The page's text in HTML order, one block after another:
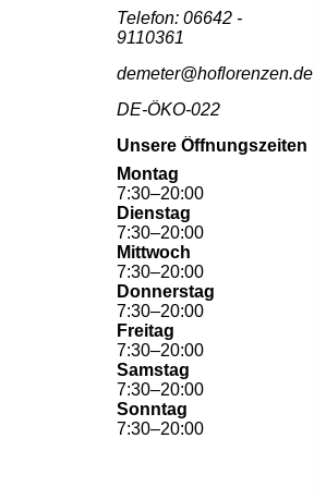
Telefon: 06642 -
9110361
demeter@hoflorenzen.de
DE-ÖKO-022
Unsere Öffnungszeiten
Montag
7:30–20:00
Dienstag
7:30–20:00
Mittwoch
7:30–20:00
Donnerstag
7:30–20:00
Freitag
7:30–20:00
Samstag
7:30–20:00
Sonntag
7:30–20:00